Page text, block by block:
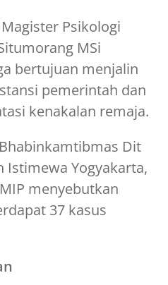
Psikologi
MSi
bertujuan menjalin
pemerintah dan
kenakalan remaja.
Dit
Istimewa Yogyakarta,
menyebutkan
37 kasus